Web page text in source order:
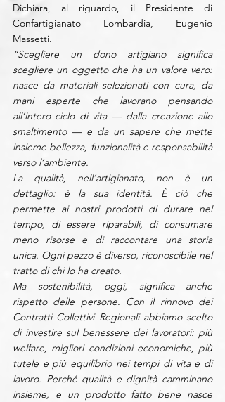
Dichiara, al riguardo, il Presidente di
Confartigianato Lombardia, Eugenio
Massetti.
“Scegliere un dono artigiano significa
scegliere un oggetto che ha un valore vero:
nasce da materiali selezionati con cura, da
mani esperte che lavorano pensando
all’intero ciclo di vita — dalla creazione allo
smaltimento — e da un sapere che mette
insieme bellezza, funzionalità e responsabilità
verso l’ambiente.
La qualità, nell’artigianato, non è un
dettaglio: è la sua identità. È ciò che
permette ai nostri prodotti di durare nel
tempo, di essere riparabili, di consumare
meno risorse e di raccontare una storia
unica. Ogni pezzo è diverso, riconoscibile nel
tratto di chi lo ha creato.
Ma sostenibilità, oggi, significa anche
rispetto delle persone. Con il rinnovo dei
Contratti Collettivi Regionali abbiamo scelto
di investire sul benessere dei lavoratori: più
welfare, migliori condizioni economiche, più
tutele e più equilibrio nei tempi di vita e di
lavoro. Perché qualità e dignità camminano
insieme, e un prodotto fatto bene nasce